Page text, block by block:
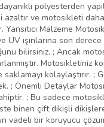
polyesterden
azaltır ve motosikleti
Malzeme
ışınlarına son derece
bilirsiniz. ; Ancak
Motosikletiniz
kolaylaştırır. ;
; Önemli Detaylar
; Bu sadece
binen çift dikişli
vadeli bir koruyucu